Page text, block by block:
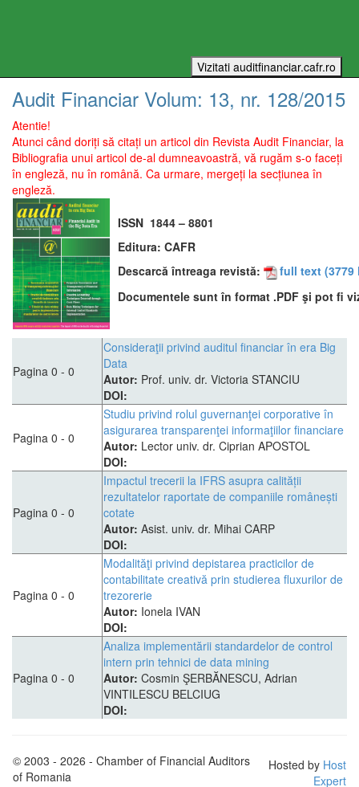
Audit Financiar Volum: 13, nr. 128/2015
Atentie!
Atunci când doriți să citați un articol din Revista Audit Financiar, la
Bibliografia unui articol de-al dumneavoastră, vă rugăm s-o faceți
în engleză, nu în română. Ca urmare, mergeți la secțiunea în
engleză.
ISSN 1844 – 8801
Editura: CAFR
Descarcă întreaga revistă:
full text (3779
Documentele sunt în format .PDF şi pot fi
Pagina 0 - 0
Consideraţii privind auditul financiar în era Big
Data
Autor: Prof. univ. dr. Victoria STANCIU
DOI:
Pagina 0 - 0
Studiu privind rolul guvernanţei corporative în
asigurarea transparenţei informaţiilor financiare
Autor: Lector univ. dr. Ciprian APOSTOL
DOI:
Pagina 0 - 0
Impactul trecerii la IFRS asupra calității
rezultatelor raportate de companiile românești
cotate
Autor: Asist. univ. dr. Mihai CARP
DOI:
Pagina 0 - 0
Modalităţi privind depistarea practicilor de
contabilitate creativă prin studierea fluxurilor de
trezorerie
Autor: Ionela IVAN
DOI:
Pagina 0 - 0
Analiza implementării standardelor de control
intern prin tehnici de data mining
Autor: Cosmin ŞERBĂNESCU, Adrian
VINTILESCU BELCIUG
DOI:
© 2003 - 2026 - Chamber of Financial Auditors
of Romania
Hosted by Host
Expert